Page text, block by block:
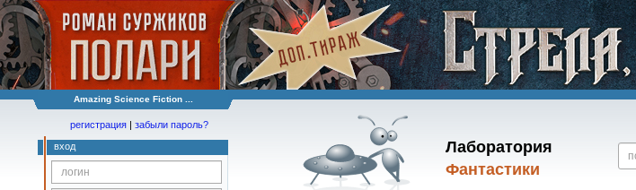
Amazing Science Fiction ...
Лаборатория
Фантастики
регистрация | забыли пароль?
вход